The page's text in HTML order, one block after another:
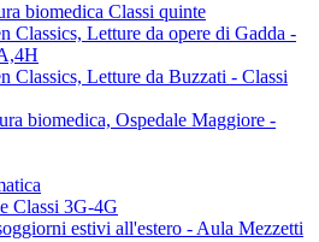
biomedica Classi quinte
Classics, Letture da opere di Gadda -
Classics, Letture da Buzzati - Classi
biomedica, Ospedale Maggiore -
Classi 3G-4G
estivi all'estero - Aula Mezzetti